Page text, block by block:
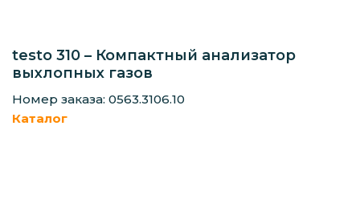
testo 310 – Компактный анализатор
выхлопных газов
Номер заказа: 0563.3106.10
Каталог